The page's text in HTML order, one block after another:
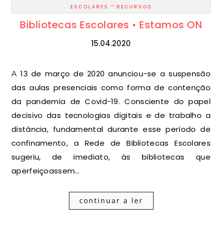
ESCOLARES - RECURSOS
Bibliotecas Escolares • Estamos ON
15.04.2020
A 13 de março de 2020 anunciou-se a suspensão
das aulas presenciais como forma de contenção
da pandemia de Covid-19. Consciente do papel
decisivo das tecnologias digitais e de trabalho a
distância, fundamental durante esse período de
confinamento, a Rede de Bibliotecas Escolares
sugeriu, de imediato, às bibliotecas que
aperfeiçoassem…
continuar a ler